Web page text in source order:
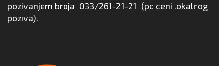
pozivanjem broja 033/261-21-21 (po ceni lokalnog
poziva).